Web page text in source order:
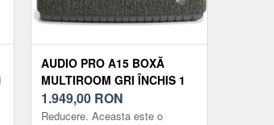
AUDIO PRO A15 BOXĂ
MULTIROOM GRI ÎNCHIS 1
BUC
1.949,00 RON
Reducere. Aceasta este o